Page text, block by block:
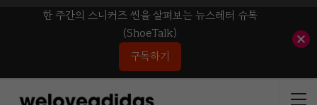
한 주간의 스니커즈 씬을 살펴보는 뉴스레터 슈톡
(ShoeTalk)
구독하기